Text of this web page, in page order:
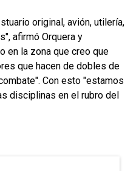
original, avión, utilería,
afirmó Orquera y
en la zona que creo que
que hacen de dobles de
Con esto "estamos
disciplinas en el rubro del